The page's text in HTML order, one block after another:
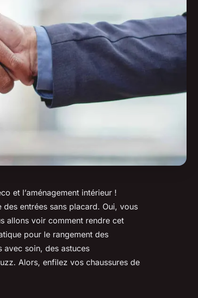
et l’aménagement intérieur !
entrées sans placard. Oui, vous
allons voir comment rendre cet
pour le rangement des
avec soin, des astuces
. Alors, enfilez vos chaussures de